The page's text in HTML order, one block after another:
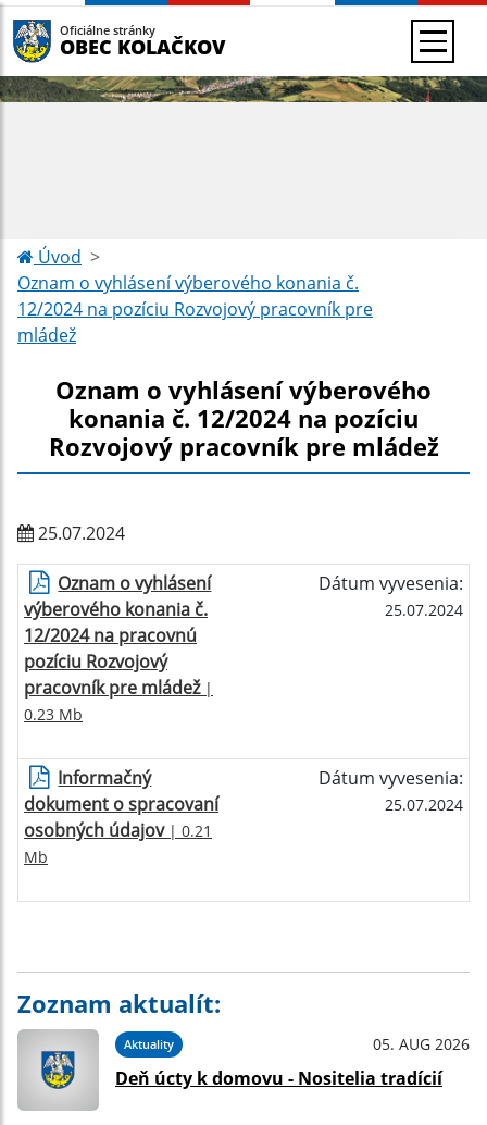
Oficiálne stránky
OBEC KOLAČKOV
Úvod
Oznam o vyhlásení výberového konania č.
12/2024 na pozíciu Rozvojový pracovník pre
mládež
Oznam o vyhlásení výberového
konania č. 12/2024 na pozíciu
Rozvojový pracovník pre mládež
25.07.2024
Oznam o vyhlásení
výberového konania č.
12/2024 na pracovnú
pozíciu Rozvojový
pracovník pre mládež|
0.23 Mb
Dátum vyvesenia:
25.07.2024
Informačný
dokument o spracovaní
osobných údajov| 0.21
Mb
Dátum vyvesenia:
25.07.2024
Zoznam aktualít:
Aktuality 05. AUG 2026
Deň úcty k domovu - Nositelia tradícií